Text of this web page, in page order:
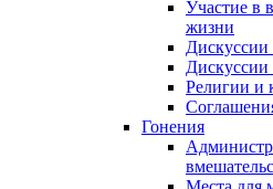
Участие в
жизни
Дискуссии
Дискуссии
Религии и
Гонения